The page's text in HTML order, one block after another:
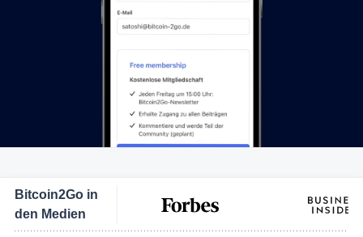
Bitcoin2Go in
den Medien